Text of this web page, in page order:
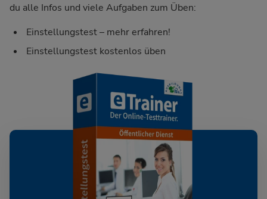
du alle Infos und viele Aufgaben zum Üben:
Einstellungstest – mehr erfahren!
Einstellungstest kostenlos üben